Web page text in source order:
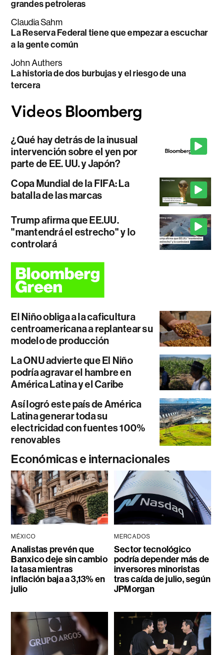
grandes petroleras
Claudia Sahm
La Reserva Federal tiene que empezar a escuchar
a la gente común
John Authers
La historia de dos burbujas y el riesgo de una
tercera
¿Qué hay detrás de la inusual
intervención sobre el yen por
parte de EE. UU. y Japón?
Copa Mundial de la FIFA: La
batalla de las marcas
Trump afirma que EE.UU.
"mantendrá el estrecho" y lo
controlará
El Niño obliga a la caficultura
centroamericana a replantear su
modelo de producción
La ONU advierte que El Niño
podría agravar el hambre en
América Latina y el Caribe
Así logró este país de América
Latina generar toda su
electricidad con fuentes 100%
renovables
Económicas e internacionales
MÉXICO
Analistas prevén que
Banxico deje sin cambio
la tasa mientras
inflación baja a 3,13% en
julio
MERCADOS
Sector tecnológico
podría depender más de
inversores minoristas
tras caída de julio, según
JPMorgan